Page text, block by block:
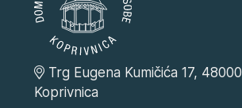
Trg Eugena Kumičića 17, 48000
Koprivnica